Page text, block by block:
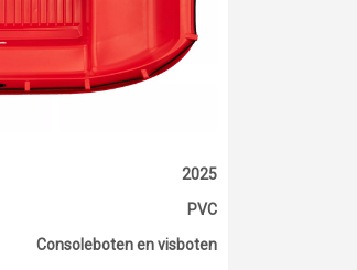
2025
PVC
Consoleboten en visboten